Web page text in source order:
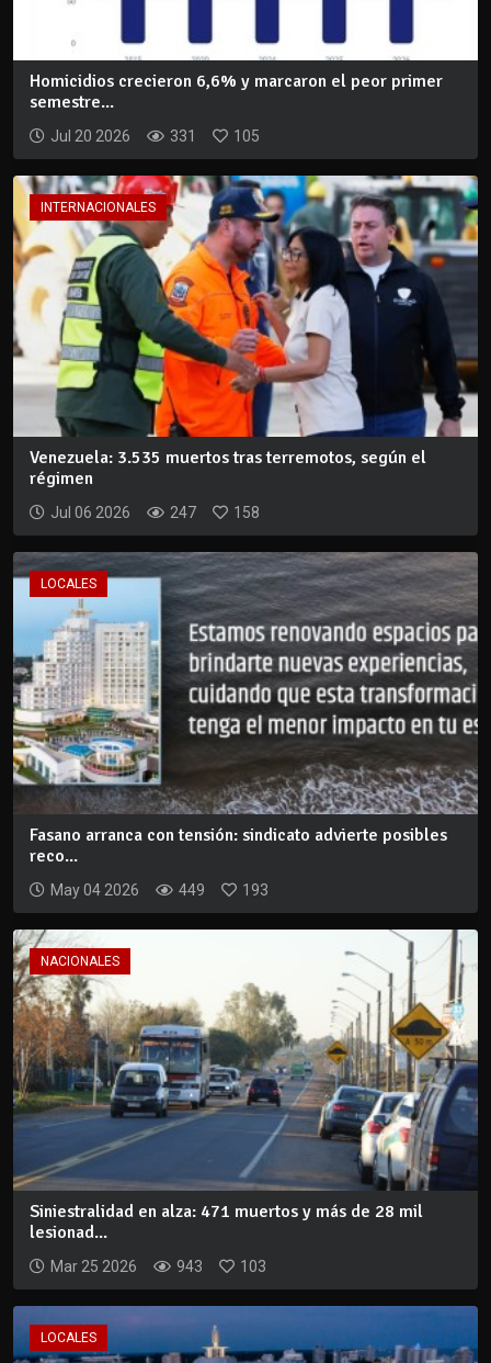
Homicidios crecieron 6,6% y marcaron el peor primer
semestre...
Jul 20 2026 331 105
INTERNACIONALES
Venezuela: 3.535 muertos tras terremotos, según el
régimen
Jul 06 2026 247 158
LOCALES
Fasano arranca con tensión: sindicato advierte posibles
reco...
May 04 2026 449 193
NACIONALES
Siniestralidad en alza: 471 muertos y más de 28 mil
lesionad...
Mar 25 2026 943 103
LOCALES